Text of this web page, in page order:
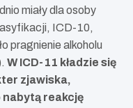
miały dla osoby
ICD-10,
pragnienie alkoholu
W ICD-11 kładzie się
zjawiska,
nabytą reakcję